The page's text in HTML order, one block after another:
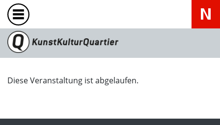
Diese Veranstaltung ist abgelaufen.